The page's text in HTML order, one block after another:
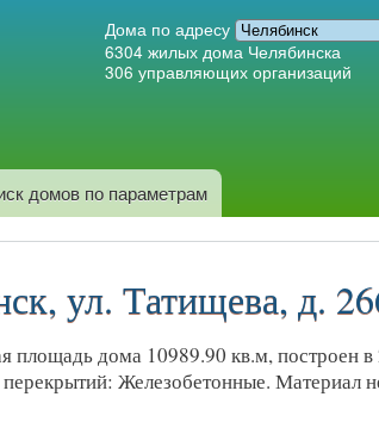
Дома по адресу
6304 жилых дома Челябинска
306 управляющих организаций
домов по параметрам
ул. Татищева, д.
дома 10989.90 кв.м, построен
Железобетонные. Материал